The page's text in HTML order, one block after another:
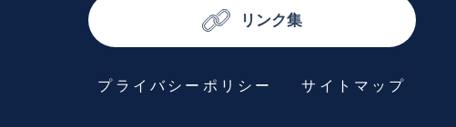
リンク集
プライバシーポリシー サイトマップ